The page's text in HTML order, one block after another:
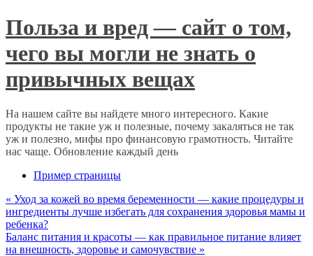
Польза и вред — сайт о том,
чего вы могли не знать о
привычных вещах
На нашем сайте вы найдете много интересного. Какие
продукты не такие уж и полезные, почему закаляться не так
уж и полезно, мифы про финансовую грамотность. Читайте
нас чаще. Обновление каждый день
Пример страницы
« Уход за кожей во время беременности — какие процедуры и
ингредиенты лучше избегать для сохранения здоровья мамы и
ребенка?
Баланс питания и красоты — как правильное питание влияет
на внешность, здоровье и самочувствие »